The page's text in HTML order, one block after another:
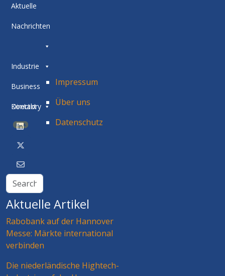
Aktuelle
Nachrichten
Industrie
Business
Directory
BETA
Kontakt
Impressum
Über uns
Datenschutz
Aktuelle Artikel
Rabobank auf der Hannover
Messe: Märkte international
verbinden
Die niederländische Hightech-